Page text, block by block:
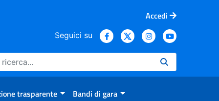
Accedi
Seguici su
trasparente Bandi di gara